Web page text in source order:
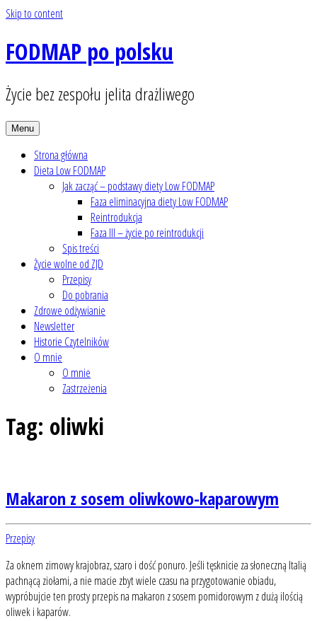
Skip to content
FODMAP po polsku
Życie bez zespołu jelita drażliwego
Menu
Strona główna
Dieta Low FODMAP
Jak zacząć – podstawy diety Low FODMAP
Faza eliminacyjna diety Low FODMAP
Reintrodukcja
Faza III – życie po reintrodukcji
Spis treści
Życie wolne od ZJD
Przepisy
Do pobrania
Zdrowe odżywianie
Newsletter
Historie Czytelników
O mnie
O mnie
Zastrzeżenia
Tag: oliwki
Makaron z sosem oliwkowo-kaparowym
Przepisy
Za oknem zimowy krajobraz, szaro i dość ponuro. Jeśli tęsknicie za słoneczną Italią
pachnącą ziołami, a nie macie zbyt wiele czasu na przygotowanie obiadu,
wypróbujcie ten prosty przepis na makaron z sosem pomidorowym z dużą ilością
oliwek i kaparów.